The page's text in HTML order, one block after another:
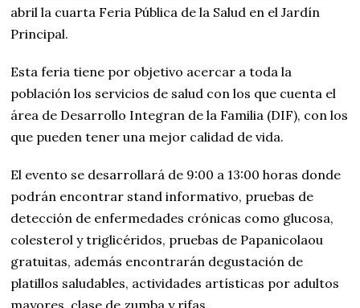
abril la cuarta Feria Pública de la Salud en el Jardín
Principal.
Esta feria tiene por objetivo acercar a toda la
población los servicios de salud con los que cuenta el
área de Desarrollo Integran de la Familia (DIF), con los
que pueden tener una mejor calidad de vida.
El evento se desarrollará de 9:00 a 13:00 horas donde
podrán encontrar stand informativo, pruebas de
detección de enfermedades crónicas como glucosa,
colesterol y triglicéridos, pruebas de Papanicolaou
gratuitas, además encontrarán degustación de
platillos saludables, actividades artísticas por adultos